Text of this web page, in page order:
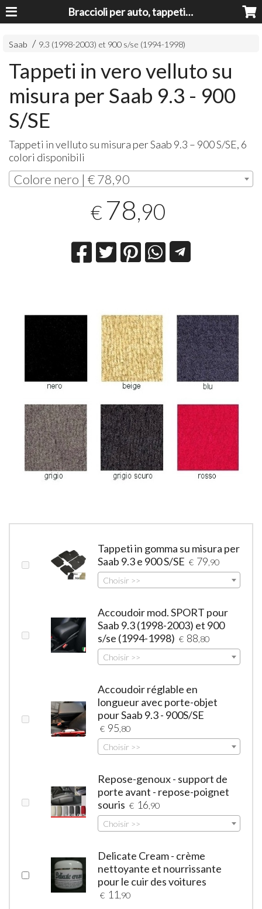
Braccioli per auto, tappeti auto, accessori auto MADE IN ITALY - Armrests, Mittelarmlehnen, Accoundoirs
Saab 9.3 (1998-2003) et 900 s/se (1994-1998)
Tappeti in vero velluto su
misura per Saab 9.3 - 900
S/SE
Tappeti in velluto su misura per Saab 9.3 – 900 S/SE, 6
colori disponibili
Colore nero | € 78,90
€ 78,90
Tappeti in gomma su misura per
Saab 9.3 e 900 S/SE € 79 ,90
Choisir >>
Accoudoir mod. SPORT pour
Saab 9.3 (1998-2003) et 900
s/se (1994-1998) € 88 ,80
Choisir >>
Accoudoir réglable en
longueur avec porte-objet
pour Saab 9.3 - 900S/SE
€ 95 ,80
Choisir >>
Repose-genoux - support de
porte avant - repose-poignet
souris € 16 ,90
Choisir >>
Delicate Cream - crème
nettoyante et nourrissante
pour le cuir des voitures
€ 11 ,90